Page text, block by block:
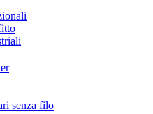
senza filo